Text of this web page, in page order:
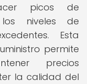
picos de
niveles de
Esta
permite
precios
la calidad del